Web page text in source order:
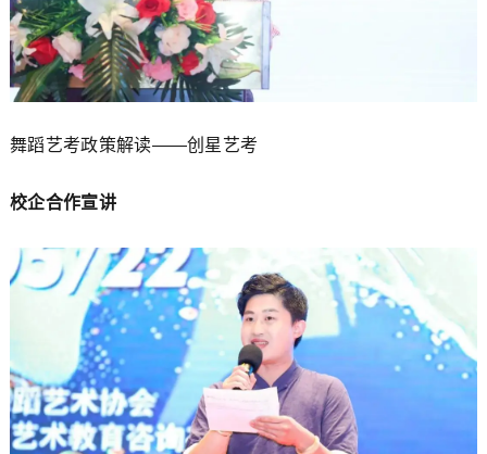
舞蹈艺考政策解读——创星艺考
校企合作宣讲